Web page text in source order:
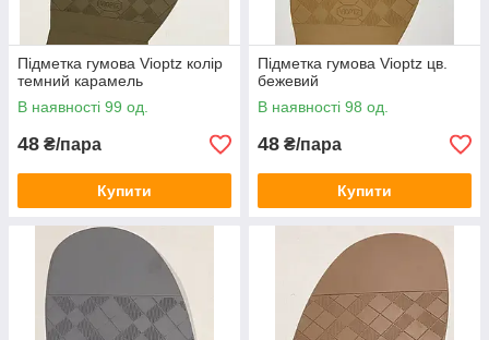
Підметка гумова Vioptz колір
темний карамель
В наявності 99 од.
48 ₴/пара
Купити
Підметка гумова Vioptz цв.
бежевий
В наявності 98 од.
48 ₴/пара
Купити